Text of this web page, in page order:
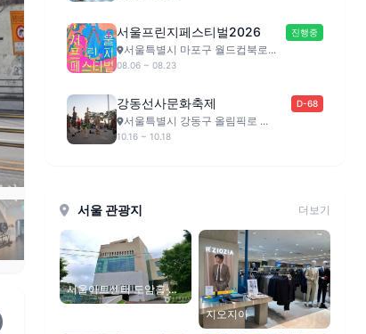
서울프린지페스티벌2026 진행중
서울특별시 마포구 월드컵북로...
08.06 ~ 08.23
강동선사문화축제 D-68
서울특별시 강동구 올림픽로 ...
10.16 ~ 10.18
서울 관광지 더보기
서울아트센터 도암홀·도
암갤러리
지오지아